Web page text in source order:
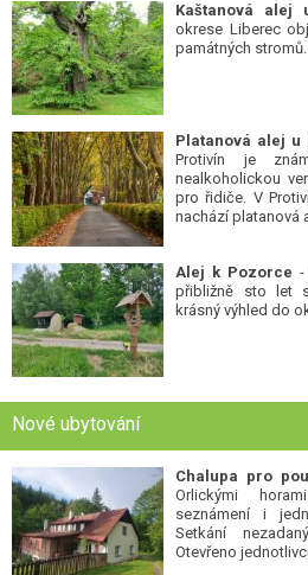
Kaštanová alej
okrese Liberec
památných stromů.
Platanová alej u
Protivín je
nealkoholickou
pro řidiče. V
nachází platanová
Alej k Pozorce -
přibližně sto let
krásný výhled do
Nové ubytování
Chalupa pro
Orlickými
seznámení i
Setkání
Otevřeno